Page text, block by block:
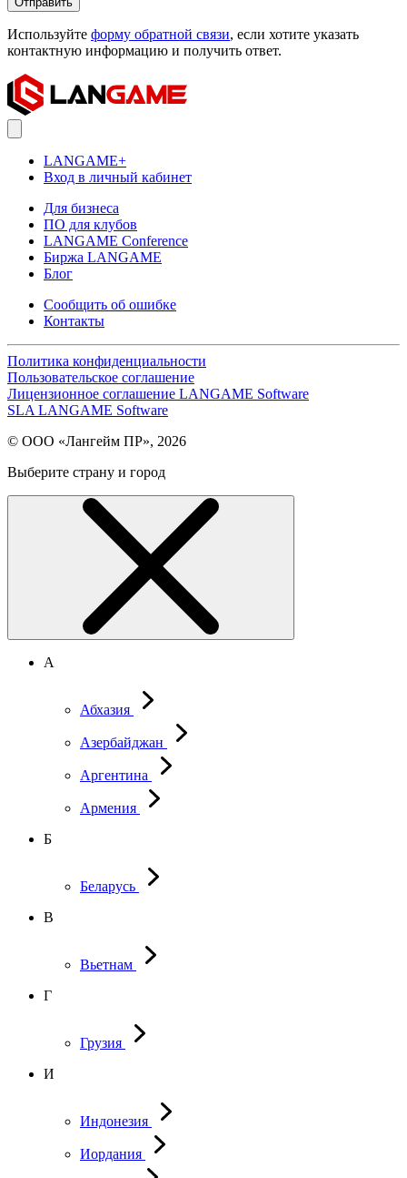
Используйте форму обратной связи, если хотите указать
контактную информацию и получить ответ.
LANGAME+
Вход в личный кабинет
Для бизнеса
ПО для клубов
LANGAME Conference
Биржа LANGAME
Блог
Сообщить об ошибке
Контакты
Политика конфиденциальности
Пользовательское соглашение
Лицензионное соглашение LANGAME Software
SLA LANGAME Software
© ООО «Лангейм ПР», 2026
Выберите страну и город
А
Абхазия
Азербайджан
Аргентина
Армения
Б
Беларусь
В
Вьетнам
Г
Грузия
И
Индонезия
Иордания